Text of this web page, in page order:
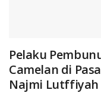
Pelaku
Camelan di
Najmi